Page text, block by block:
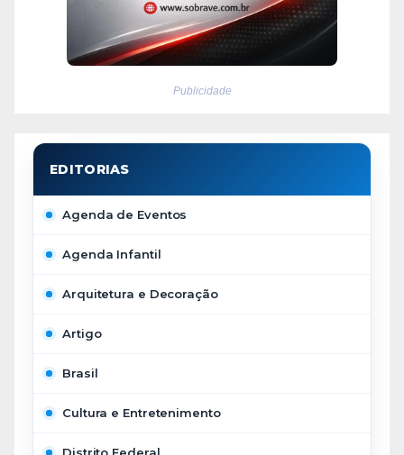
Publicidade
Agenda de Eventos
Agenda Infantil
Arquitetura e Decoração
Artigo
Brasil
Cultura e Entretenimento